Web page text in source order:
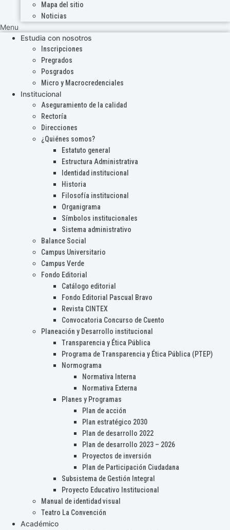
Mapa del sitio
Noticias
Menu
Estudia con nosotros
Inscripciones
Pregrados
Posgrados
Micro y Macrocredenciales
Institucional
Aseguramiento de la calidad
Rectoría
Direcciones
¿Quiénes somos?
Estatuto general
Estructura Administrativa
Identidad institucional
Historia
Filosofía institucional
Organigrama
Símbolos institucionales
Sistema administrativo
Balance Social
Campus Universitario
Campus Verde
Fondo Editorial
Catálogo editorial
Fondo Editorial Pascual Bravo
Revista CINTEX
Convocatoria Concurso de Cuento
Planeación y Desarrollo institucional
Transparencia y Ética Pública
Programa de Transparencia y Ética Pública (PTEP)
Normograma
Normativa Interna
Normativa Externa
Planes y Programas
Plan de acción
Plan estratégico 2030
Plan de desarrollo 2022
Plan de desarrollo 2023 – 2026
Proyectos de inversión
Plan de Participación Ciudadana
Subsistema de Gestión Integral
Proyecto Educativo Institucional
Manual de identidad visual
Teatro La Convención
Académico